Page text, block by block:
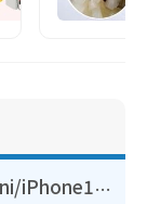
豐澤優惠勁減低至44折！Mac mini/iPhone17Pro大減價！廚房家電$220起